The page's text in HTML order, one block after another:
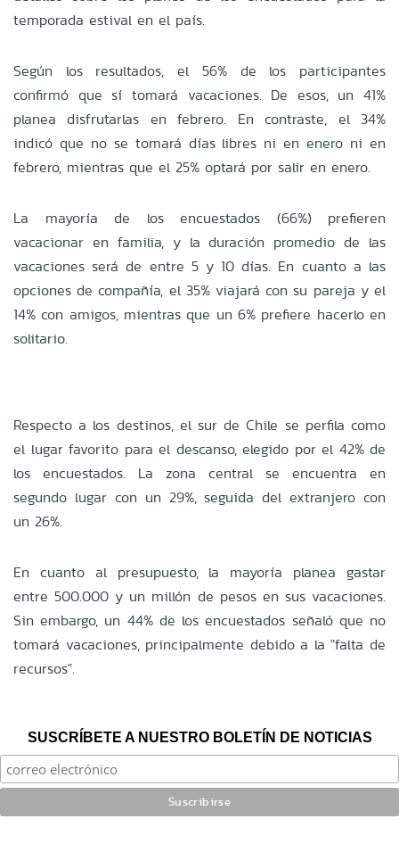
temporada estival en el país.
Según los resultados, el 56% de los participantes
confirmó que sí tomará vacaciones. De esos, un 41%
planea disfrutarlas en febrero. En contraste, el 34%
indicó que no se tomará días libres ni en enero ni en
febrero, mientras que el 25% optará por salir en enero.
La mayoría de los encuestados (66%) prefieren
vacacionar en familia, y la duración promedio de las
vacaciones será de entre 5 y 10 días. En cuanto a las
opciones de compañía, el 35% viajará con su pareja y el
14% con amigos, mientras que un 6% prefiere hacerlo en
solitario.
Respecto a los destinos, el sur de Chile se perfila como
el lugar favorito para el descanso, elegido por el 42% de
los encuestados. La zona central se encuentra en
segundo lugar con un 29%, seguida del extranjero con
un 26%.
En cuanto al presupuesto, la mayoría planea gastar
entre 500.000 y un millón de pesos en sus vacaciones.
Sin embargo, un 44% de los encuestados señaló que no
tomará vacaciones, principalmente debido a la "falta de
recursos".
SUSCRÍBETE A NUESTRO BOLETÍN DE NOTICIAS